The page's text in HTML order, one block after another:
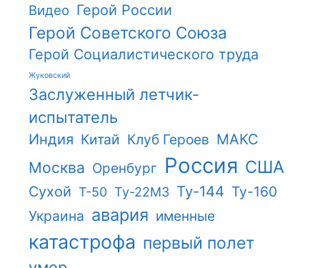
Видео Герой России
Герой Советского Союза
Герой Социалистического труда
Жуковский
Заслуженный летчик-
испытатель
Индия Китай Клуб Героев МАКС
Москва Оренбург Россия США
Сухой Т-50 Ту-22М3 Ту-144 Ту-160
Украина авария именные
катастрофа первый полет